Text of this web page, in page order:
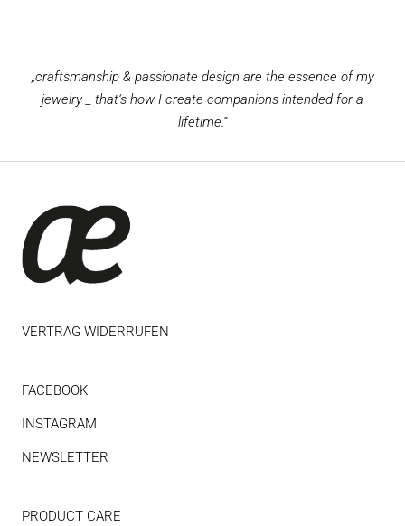
„craftsmanship & passionate design are the essence of my
jewelry _ that‘s how I create companions intended for a
lifetime.“
VERTRAG WIDERRUFEN
FACEBOOK
INSTAGRAM
NEWSLETTER
PRODUCT CARE